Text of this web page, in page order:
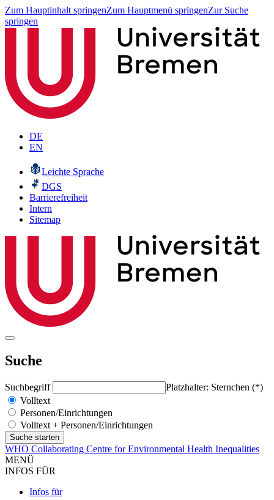
Zum Hauptinhalt springenZum Hauptmenü springenZur Suche
springen
DE
EN
Leichte Sprache
DGS
Barrierefreiheit
Intern
Sitemap
Suche
Suchbegriff
Platzhalter: Sternchen (*)
Volltext
Personen/Einrichtungen
Volltext + Personen/Einrichtungen
WHO Collaborating Centre for Environmental Health Inequalities
MENÜ
INFOS FÜR
Infos für